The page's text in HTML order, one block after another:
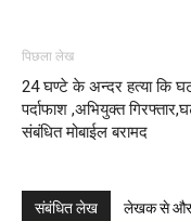
पिछला लेख
24 घण्टे के अन्दर हत्या कि
पर्दाफाश ,अभियुक्त
संबंधित मोबाईल बरामद
संबंधित लेख लेखक से